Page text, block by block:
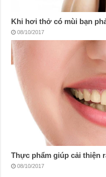
Khi hơi thở có mùi bạn
08/10/2017
Thực phẩm giúp cải thiện
08/10/2017